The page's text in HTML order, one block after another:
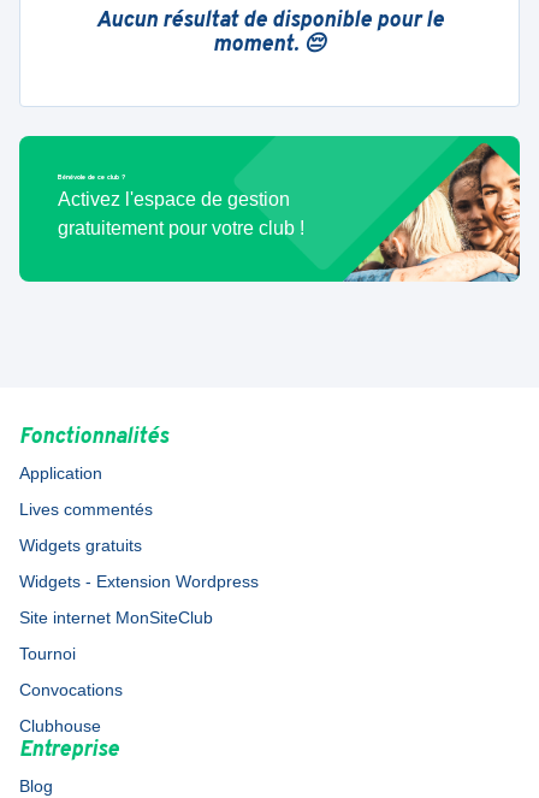
Aucun résultat de disponible pour le
moment. 😔
Bénévole de ce club ?
Activez l'espace de gestion
gratuitement pour votre club !
Fonctionnalités
Application
Lives commentés
Widgets gratuits
Widgets - Extension Wordpress
Site internet MonSiteClub
Tournoi
Convocations
Clubhouse
Entreprise
Blog